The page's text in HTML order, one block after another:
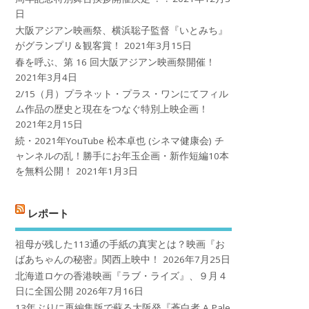
日
大阪アジアン映画祭、横浜聡子監督『いとみち』
がグランプリ＆観客賞！
2021年3月15日
春を呼ぶ、第 16 回大阪アジアン映画祭開催！
2021年3月4日
2/15（月）プラネット・プラス・ワンにてフィル
ム作品の歴史と現在をつなぐ特別上映企画！
2021年2月15日
続・2021年YouTube 松本卓也 (シネマ健康会) チ
ャンネルの乱！勝手にお年玉企画・新作短編10本
を無料公開！
2021年1月3日
レポート
祖母が残した113通の手紙の真実とは？映画『お
ばあちゃんの秘密』関西上映中！
2026年7月25日
北海道ロケの香港映画『ラブ・ライズ』、９月４
日に全国公開 2026年7月16日